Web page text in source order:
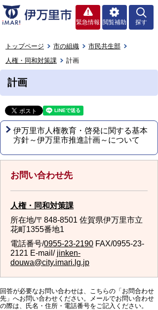
緊急情報 閲覧補助 探す
トップページ 市の組織
市民共生部
人権・同和対策課
計画
計画
伊万里市人権教育・啓発に関する基本
方針～伊万里市推進計画～について
お問い合わせ先
人権・同和対策課
所在地/〒848-8501 佐賀県伊万里市立
花町1355番地1
電話番号/0955-23-2190 FAX/0955-23-
2121 E-mail/ jinken-
douwa@city.imari.lg.jp
回答が必要なお問い合わせは、こちらの「お問合わせ
先」へお問い合わせください。メールでお問い合わせ
の際は、氏名・住所・電話番号をご記入ください。